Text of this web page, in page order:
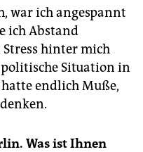
war ich angespannt
ich Abstand
hinter mich
politische Situation in
endlich Muße,
Was ist Ihnen